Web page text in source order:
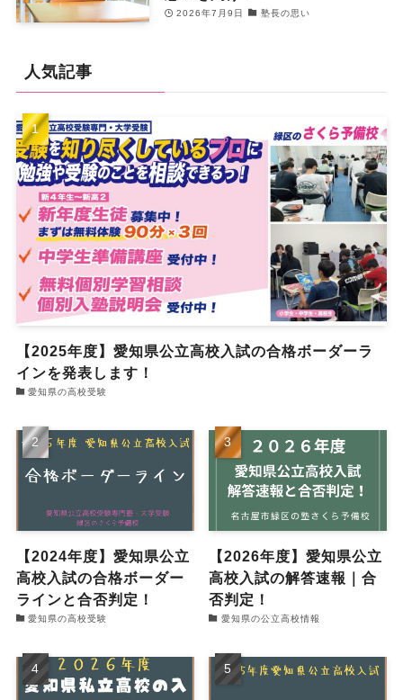
2026年7月9日 塾長の思い
人気記事
【2025年度】愛知県公立高校入試の合格ボーダーラ
インを発表します！
愛知県の高校受験
【2024年度】愛知県公立
高校入試の合格ボーダー
ラインと合否判定！
愛知県の高校受験
【2026年度】愛知県公立
高校入試の解答速報｜合
否判定！
愛知県の公立高校情報